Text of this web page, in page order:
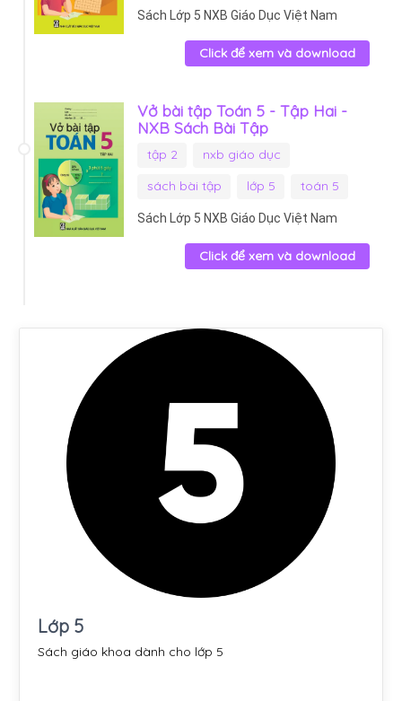
Sách Lớp 5 NXB Giáo Dục Việt Nam
Click để xem và download
Vở bài tập Toán 5 - Tập Hai -
NXB Sách Bài Tập
tập 2
nxb giáo dục
sách bài tập
lớp 5 toán 5
Sách Lớp 5 NXB Giáo Dục Việt Nam
Click để xem và download
Lớp 5
Sách giáo khoa dành cho lớp 5